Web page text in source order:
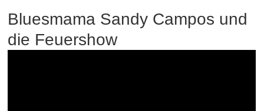
Bluesmama Sandy Campos und
die Feuershow